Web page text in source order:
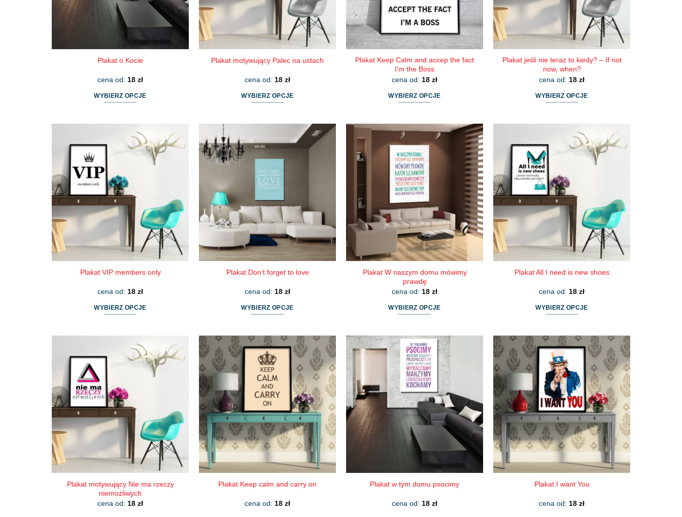
Plakat o Kocie
cena od: 18 zł
WYBIERZ OPCJE
wiele
wariantów.
można
wybrać
stronie
produktu
Plakat motywujący Palec na ustach
cena od: 18 zł
WYBIERZ OPCJE
wiele
można
wybrać
na
stronie
produktu
Plakat Keep Calm and accep the fact
I’m the Boss
cena od: 18 zł
WYBIERZ OPCJE
ma
wiele
wariantów.
Opcje
można
wybrać
na
stronie
produktu
Plakat jeśli nie teraz to kiedy? – If not
now, when?
cena od: 18 zł
WYBIERZ OPCJE
wiele
wariantów.
można
wybrać
stronie
produktu
Plakat VIP members only
cena od: 18 zł
WYBIERZ OPCJE
wiele
wariantów.
można
wybrać
stronie
produktu
Plakat Don’t forget to love
cena od: 18 zł
WYBIERZ OPCJE
ma
wiele
wariantów.
Opcje
można
wybrać
na
stronie
produktu
Plakat W naszym domu mówimy
prawdę
cena od: 18 zł
WYBIERZ OPCJE
ma
wiele
wariantów.
Opcje
można
wybrać
na
stronie
produktu
Plakat All I need is new shoes
cena od: 18 zł
WYBIERZ OPCJE
ma
wiele
wariantów.
Opcje
można
wybrać
na
stronie
produktu
Plakat motywujący Nie ma rzeczy
niemożliwych
cena od: 18 zł
Plakat Keep calm and carry on
cena od: 18 zł
Plakat w tym domu psocimy
cena od: 18 zł
Plakat I want You
cena od: 18 zł